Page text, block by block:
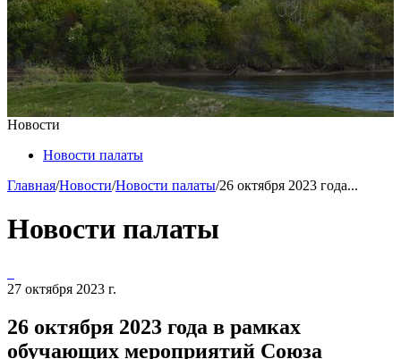
Новости
Новости палаты
Главная/Новости/Новости палаты/26 октября 2023 года...
Новости палаты
27 октября 2023 г.
26 октября 2023 года в рамках
обучающих мероприятий Союза